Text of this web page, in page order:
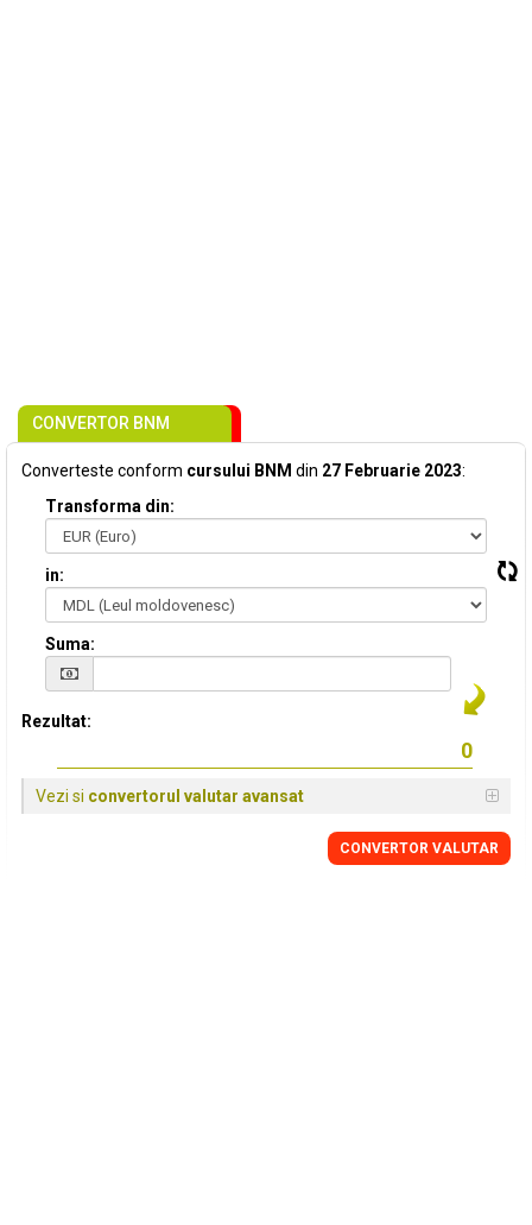
CONVERTOR BNM
Converteste conform cursului BNM din 27 Februarie 2023:
Transforma din:
in:
Suma:
Rezultat:
Vezi si convertorul valutar avansat
CONVERTOR VALUTAR